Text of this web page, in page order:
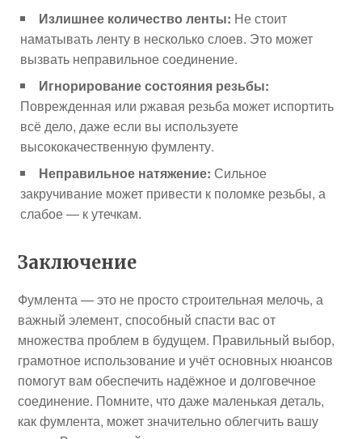
Излишнее количество ленты: Не стоит
наматывать ленту в несколько слоев. Это может
вызвать неправильное соединение.
Игнорирование состояния резьбы:
Поврежденная или ржавая резьба может испортить
всё дело, даже если вы используете
высококачественную фумленту.
Неправильное натяжение: Сильное
закручивание может привести к поломке резьбы, а
слабое — к утечкам.
Заключение
Фумлента — это не просто строительная мелочь, а
важный элемент, способный спасти вас от
множества проблем в будущем. Правильный выбор,
грамотное использование и учёт основных нюансов
помогут вам обеспечить надёжное и долговечное
соединение. Помните, что даже маленькая деталь,
как фумлента, может значительно облегчить вашу